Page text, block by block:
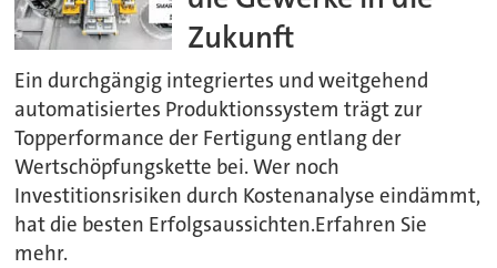
Zukunft
Ein durchgängig integriertes und weitgehend
automatisiertes Produktionssystem trägt zur
Topperformance der Fertigung entlang der
Wertschöpfungskette bei. Wer noch
Investitionsrisiken durch Kostenanalyse eindämmt,
hat die besten Erfolgsaussichten.Erfahren Sie
mehr.